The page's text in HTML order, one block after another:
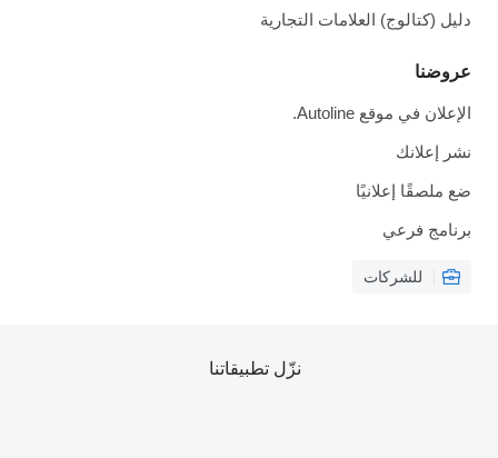
دليل (كتالوج) العلامات التجارية
عروضنا
الإعلان في موقع Autoline.
نشر إعلانك
ضع ملصقًا إعلانيًا
برنامج فرعي
للشركات
نزّل تطبيقاتنا